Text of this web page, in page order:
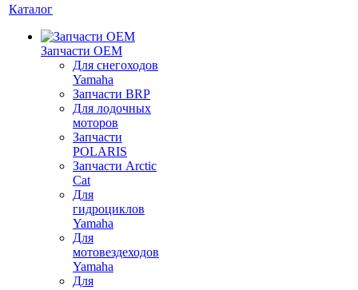
Каталог
Запчасти OEM
Для снегоходов
Yamaha
Запчасти BRP
Для лодочных
моторов
Запчасти
POLARIS
Запчасти Arctic
Cat
Для
гидроциклов
Yamaha
Для
мотовездеходов
Yamaha
Для